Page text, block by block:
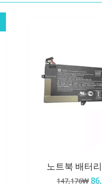
노트북 배터리
147,176₩ 원